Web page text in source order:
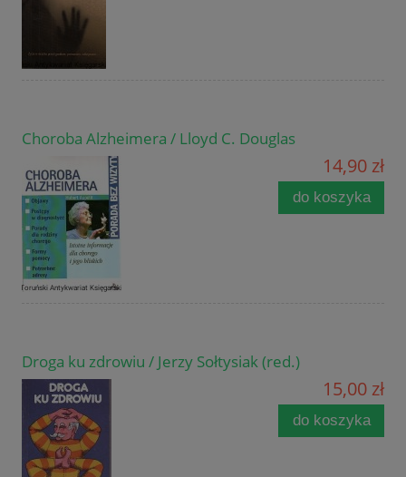
Choroba Alzheimera / Lloyd C. Douglas
14,90 zł
do koszyka
Droga ku zdrowiu / Jerzy Sołtysiak (red.)
15,00 zł
do koszyka